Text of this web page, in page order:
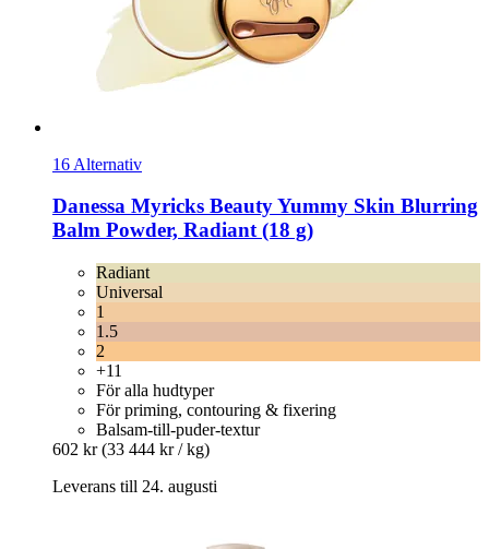
16 Alternativ
Danessa Myricks BeautyYummy Skin Blurring
Balm Powder, Radiant (18 g)
Radiant
Universal
1
1.5
2
+11
För alla hudtyper
För priming, contouring & fixering
Balsam-till-puder-textur
602 kr (33 444 kr / kg)
Leverans till 24. augusti